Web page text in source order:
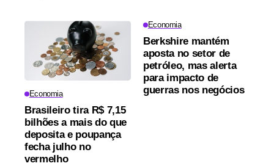
Economia
Brasileiro tira R$ 7,15
bilhões a mais do que
deposita e poupança
fecha julho no
vermelho
Economia
Berkshire mantém
aposta no setor de
petróleo, mas alerta
para impacto de
guerras nos negócios